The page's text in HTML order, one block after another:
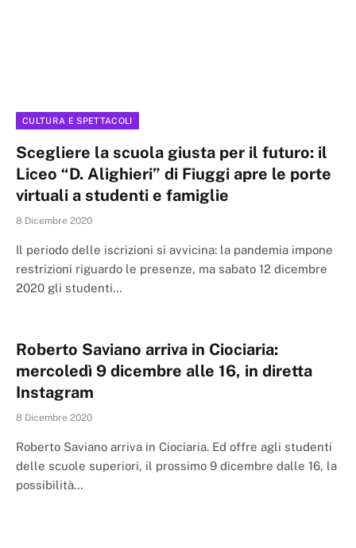
CULTURA E SPETTACOLI
Scegliere la scuola giusta per il futuro: il
Liceo “D. Alighieri” di Fiuggi apre le porte
virtuali a studenti e famiglie
8 Dicembre 2020
Il periodo delle iscrizioni si avvicina: la pandemia impone
restrizioni riguardo le presenze, ma sabato 12 dicembre
2020 gli studenti…
Roberto Saviano arriva in Ciociaria:
mercoledì 9 dicembre alle 16, in diretta
Instagram
8 Dicembre 2020
Roberto Saviano arriva in Ciociaria. Ed offre agli studenti
delle scuole superiori, il prossimo 9 dicembre dalle 16, la
possibilità…